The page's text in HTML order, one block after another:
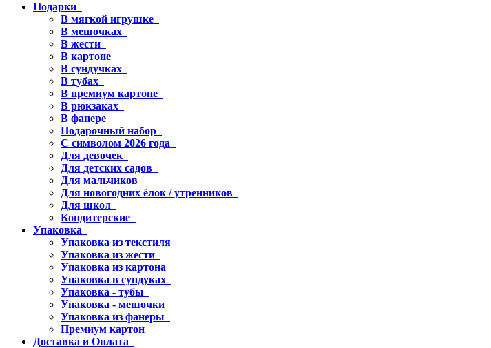
Подарки
В мягкой игрушке
В мешочках
В жести
В картоне
В сундучках
В тубах
В премиум картоне
В рюкзаках
В фанере
Подарочный набор
С символом 2026 года
Для девочек
Для детских садов
Для мальчиков
Для новогодних ёлок / утренников
Для школ
Кондитерские
Упаковка
Упаковка из текстиля
Упаковка из жести
Упаковка из картона
Упаковка в сундуках
Упаковка - тубы
Упаковка - мешочки
Упаковка из фанеры
Премиум картон
Доставка и Оплата